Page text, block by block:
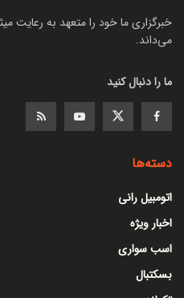
خبرگزاری ما خود را متعهد به رعایت
می‌داند.
ما را دنبال کنید
دسته‌ها
اتومبیل رانی
اخبار ویژه
اسب سواری
بسکتبال